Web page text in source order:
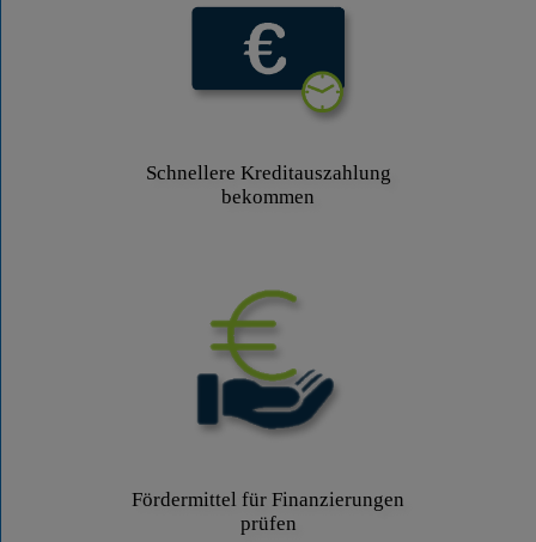
Schnellere Kreditauszahlung
bekommen
Fördermittel für Finanzierungen
prüfen